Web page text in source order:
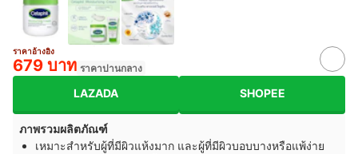
ราคาอ้างอิง
679 บาท ราคาปานกลาง
LAZADA SHOPEE
ภาพรวมผลิตภัณฑ์
เหมาะสำหรับผู้ที่มีผิวแห้งมาก และผู้ที่มีผิวบอบบางหรือแพ้ง่าย